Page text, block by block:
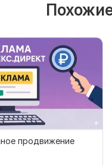
продвижение